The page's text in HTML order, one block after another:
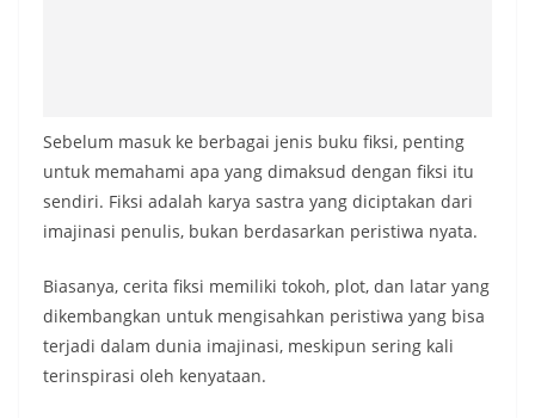
Sebelum masuk ke berbagai jenis buku fiksi, penting
untuk memahami apa yang dimaksud dengan fiksi itu
sendiri. Fiksi adalah karya sastra yang diciptakan dari
imajinasi penulis, bukan berdasarkan peristiwa nyata.
Biasanya, cerita fiksi memiliki tokoh, plot, dan latar yang
dikembangkan untuk mengisahkan peristiwa yang bisa
terjadi dalam dunia imajinasi, meskipun sering kali
terinspirasi oleh kenyataan.